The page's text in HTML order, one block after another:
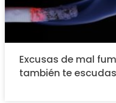
Excusas de mal
también te